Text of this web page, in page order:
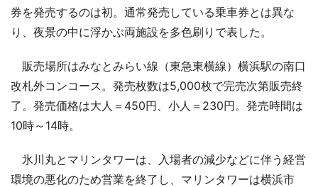
券を発売するのは初。通常発売している乗車券とは異な
り、夜景の中に浮かぶ両施設を多色刷りで表した。
販売場所はみなとみらい線（東急東横線）横浜駅の南口
改札外コンコース。発売枚数は5,000枚で完売次第販売終
了。発売価格は大人＝450円、小人＝230円。発売時間は
10時～14時。
氷川丸とマリンタワーは、入場者の減少などに伴う経営
環境の悪化のため営業を終了し、マリンタワーは横浜市